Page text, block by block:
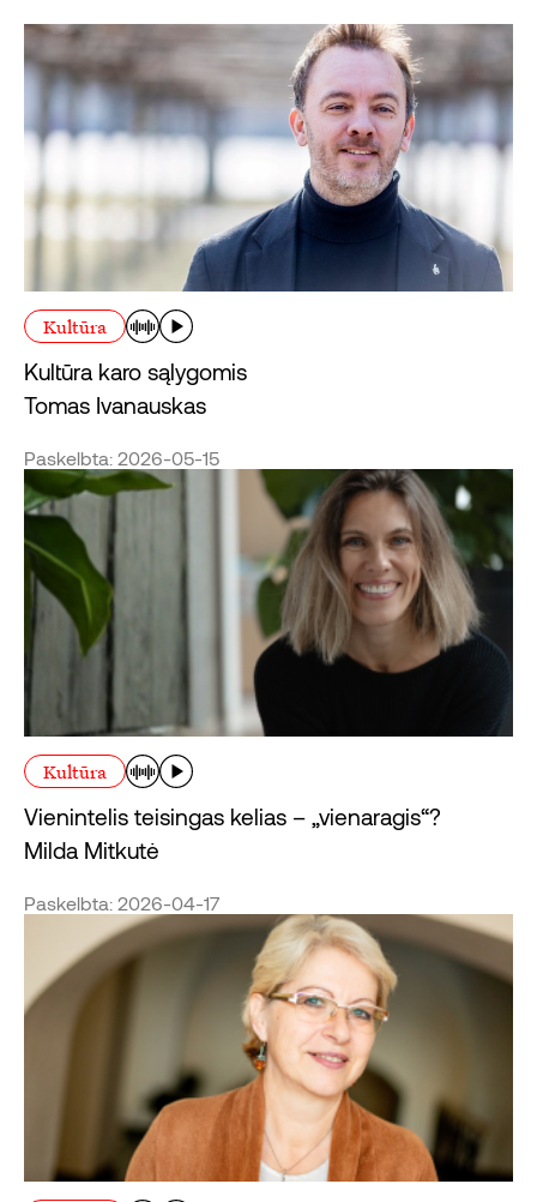
Kultūra
Kultūra karo sąlygomis
Tomas Ivanauskas
Paskelbta: 2026-05-15
Kultūra
Vienintelis teisingas kelias – „vienaragis“?
Milda Mitkutė
Paskelbta: 2026-04-17